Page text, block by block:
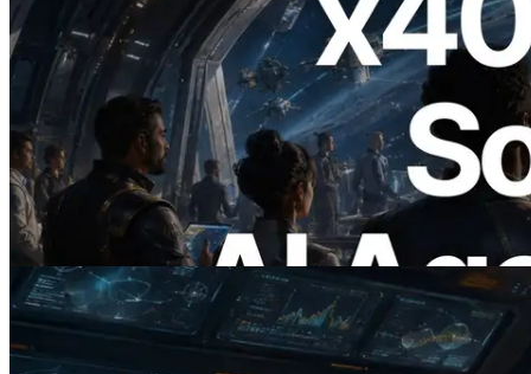
2026.07.04
ERPC lança Solana RPC com suporte a
x402 — A era em que agentes de IA
pagam sob demanda pelas APIs de que
precisam
Ler este artigo